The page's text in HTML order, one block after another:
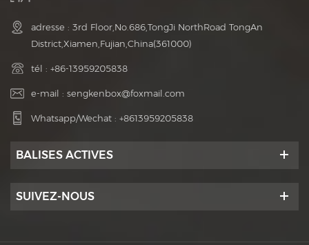
adresse : 3rd Floor,No.686,TongJi NorthRoad TongAn
District,Xiamen,Fujian,China(361000)
tél : +86-13959205838
e-mail : sengkenbox@foxmail.com
Whatsapp/Wechat : +8613959205838
BALISES ACTIVES
SUIVEZ-NOUS